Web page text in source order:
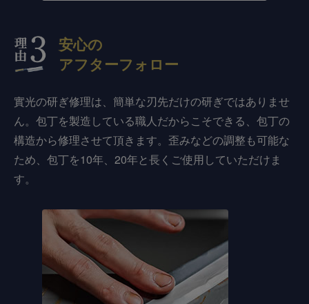
安心の
アフターフォロー
實光の研ぎ修理は、簡単な刃先だけの研ぎではありませ
ん。包丁を製造している職人だからこそできる、包丁の
構造から修理させて頂きます。歪みなどの調整も可能な
ため、包丁を10年、20年と長くご使用していただけま
す。